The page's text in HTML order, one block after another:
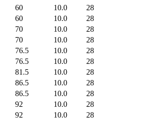
60 10.0
28
60 10.0
28
70 10.0
28
70 10.0
28
76.5 10.0
28
76.5 10.0
28
81.5 10.0
28
86.5 10.0
28
86.5 10.0
28
92 10.0
28
92 10.0
28